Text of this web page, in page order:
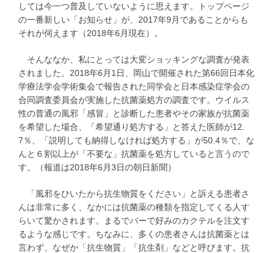
しては今一つ普及していないように思えます。トップページ
の一番新しい「お知らせ」が、2017年9月であることからも
それが伺えます（2018年6月現在）。
そんななか、私にとっては大変ショッキングな調査が発表
されました。2018年6月1日、岡山で開催された第66回日本化
学療法学会学術集会で報告された同学会と日本感染症学会の
合同調査委員会が実施した抗菌薬処方の調査です。ウイルス
性の普通の風邪「感冒」と診断した患者やその家族が抗菌薬
を希望した場合、「希望通り処方する」と答えた医師が12.
7％、「説明しても納得しなければ処方する」が50.4％で、な
んと６割以上が「不要な」抗菌薬を処方していると言うので
す。（報道は2018年6月3日の朝日新聞）
「風邪をひいたから抗生物質をください」と訴える患者さ
んは非常に多く、なかには抗菌薬の種類を指定してくる人す
らいて驚かされます。まるでバーで好みのカクテルを注文す
るような感じです。ちなみに、多くの患者さんは抗菌薬とは
言わず、なぜか「抗生物質」「抗生剤」などと呼びます。抗